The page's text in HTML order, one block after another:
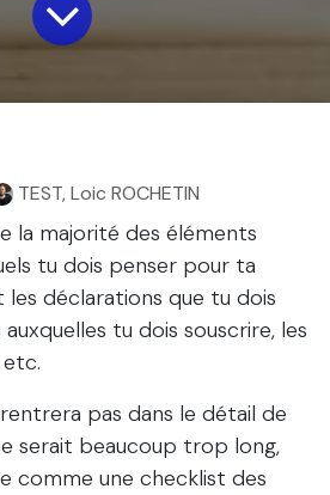
TEST, Loic ROCHETIN
la majorité des éléments
tu dois penser pour ta
les déclarations que tu dois
auxquelles tu dois souscrire, les
pas dans le détail de
serait beaucoup trop long,
comme une checklist des